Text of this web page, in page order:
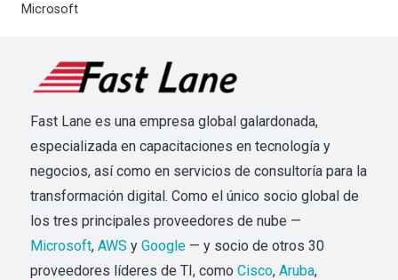
Microsoft
Fast Lane es una empresa global galardonada,
especializada en capacitaciones en tecnología y
negocios, así como en servicios de consultoría para la
transformación digital. Como el único socio global de
los tres principales proveedores de nube —
Microsoft, AWS y Google — y socio de otros 30
proveedores líderes de TI, como Cisco, Aruba,